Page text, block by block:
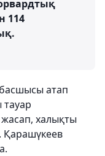
114
атап
жасап, халықты
Қарашүкеев